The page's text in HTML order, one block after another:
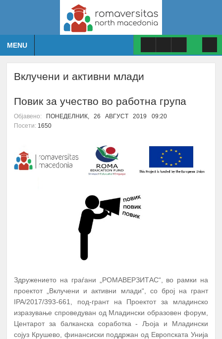
MENU
Вклучени и активни млади
Повик за учество во работна група
Објавено: ПОНЕДЕЛНИК, 26 АВГУСТ 2019 09:20
Посети: 1650
Здружението на граѓани „РОМАВЕРЗИТАС“, во рамки на
проектот „Вклучени и активни млади“, со број на грант
IPA/2017/393-661, под-грант на Проектот за младинско
изразување спроведуван од Младински образовен форум,
Центарот за балканска соработка - Љоја и Младински
сојуз Крушево, финансиски поддржан од Европската Унија
А К Т И В Н О С Т И ПЕРИОД
1.
ПРОМОЦИЈА И ПОТПИШУВАЊЕ НА
ДОГОВОРИ СО КОРИСНИЦИТЕ НА
СТИПЕНДИЈА – СТУДЕНТИ И
СРЕДНОШКОЛЦИ
Јануари